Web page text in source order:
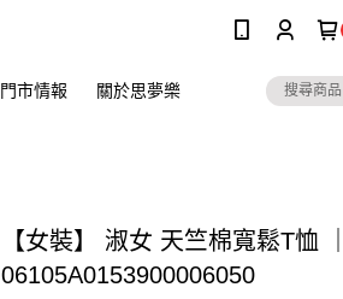
門市情報 關於思夢樂
【女裝】 淑女 天竺棉寬鬆T恤 ｜
06105A0153900006050